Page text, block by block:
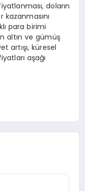
doların
para birimi
altın ve gümüş
artışı, küresel
aşağı